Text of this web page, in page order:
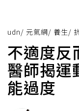
udn/ 元氣網/ 養生/
不適度反
醫師揭運
能過度